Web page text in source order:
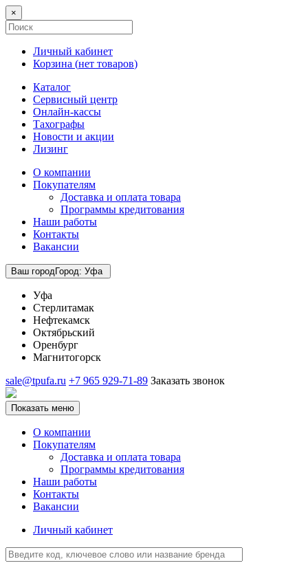
×
Личный кабинет
Корзина (нет товаров)
Каталог
Сервисный центр
Онлайн-кассы
Тахографы
Новости и акции
Лизинг
О компании
Покупателям
Доставка и оплата товара
Программы кредитования
Наши работы
Контакты
Вакансии
Ваш городГород: Уфа
Уфа
Стерлитамак
Нефтекамск
Октябрьский
Оренбург
Магнитогорск
sale@tpufa.ru +7 965 929-71-89 Заказать звонок
Показать меню
О компании
Покупателям
Доставка и оплата товара
Программы кредитования
Наши работы
Контакты
Вакансии
Личный кабинет